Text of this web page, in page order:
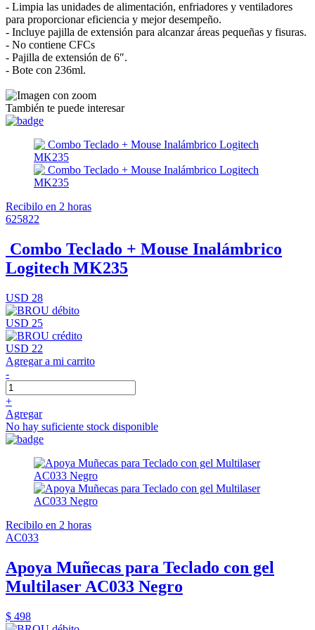
- Limpia las unidades de alimentación, enfriadores y ventiladores
para proporcionar eficiencia y mejor desempeño.
- Incluye pajilla de extensión para alcanzar áreas pequeñas y fisuras.
- No contiene CFCs
- Pajilla de extensión de 6″.
- Bote con 236ml.
También te puede interesar
Recibilo en 2 horas
625822
Combo Teclado + Mouse Inalámbrico
Logitech MK235
USD 28
USD 25
USD 22
Agregar a mi carrito
-
+
Agregar
No hay suficiente stock disponible
Recibilo en 2 horas
AC033
Apoya Muñecas para Teclado con gel
Multilaser AC033 Negro
$ 498